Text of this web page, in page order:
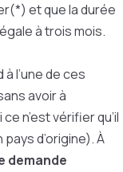
et que la durée
à trois mois.
l’une de ces
avoir à
n’est vérifier qu’il
d’origine). À
demande